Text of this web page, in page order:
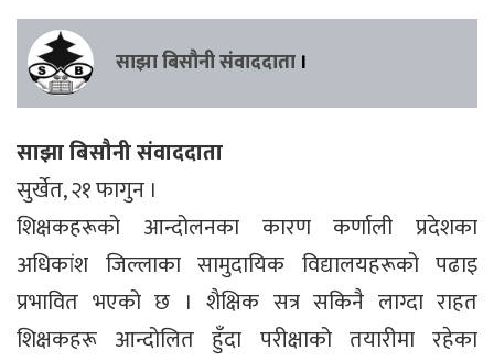
साझा बिसौनी संवाददाता ।
साझा बिसौनी संवाददाता
सुर्खेत, २१ फागुन ।
शिक्षकहरूको आन्दोलनका कारण कर्णाली प्रदेशका
अधिकांश जिल्लाका सामुदायिक विद्यालयहरूको पढाइ
प्रभावित भएको छ । शैक्षिक सत्र सकिनै लाग्दा राहत
शिक्षकहरू आन्दोलित हुँदा परीक्षाको तयारीमा रहेका